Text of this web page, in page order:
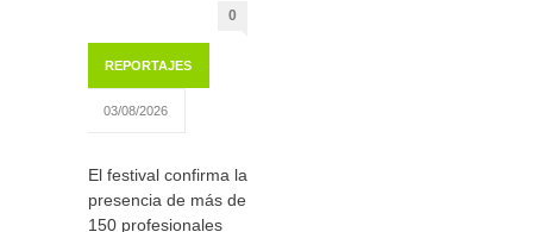
0
REPORTAJES
03/08/2026
El festival confirma la
presencia de más de
150 profesionales